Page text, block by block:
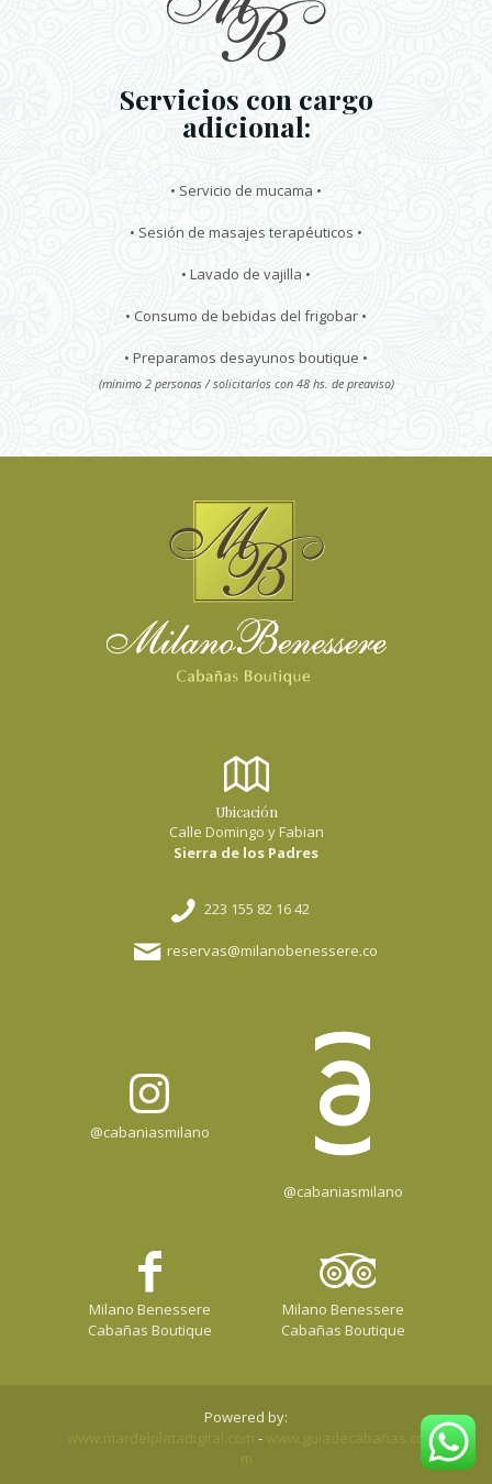
Servicios con cargo
adicional:
• Servicio de mucama •
• Sesión de masajes terapéuticos •
• Lavado de vajilla •
• Consumo de bebidas del frigobar •
• Preparamos desayunos boutique •
(mínimo 2 personas / solicitarlos con 48 hs. de preaviso)
Ubicación
Calle Domingo y Fabian
Sierra de los Padres
223 155 82 16 42
reservas@milanobenessere.com
@cabaniasmilano
@cabaniasmilano
Milano Benessere
Cabañas Boutique
Milano Benessere
Cabañas Boutique
Powered by:
-